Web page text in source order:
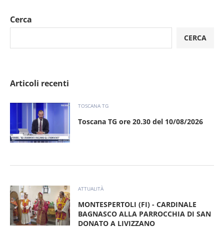
Cerca
CERCA
Articoli recenti
TOSCANA TG
Toscana TG ore 20.30 del 10/08/2026
ATTUALITÀ
MONTESPERTOLI (FI) - CARDINALE
BAGNASCO ALLA PARROCCHIA DI SAN
DONATO A LIVIZZANO